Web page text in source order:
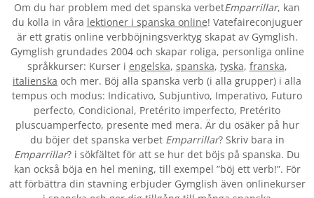
Om du har problem med det spanska verbetEmparrillar, kan
du kolla in våra lektioner i spanska online! Vatefaireconjuguer
är ett gratis online verbböjningsverktyg skapat av Gymglish.
Gymglish grundades 2004 och skapar roliga, personliga online
språkkurser: Kurser i engelska, spanska, tyska, franska,
italienska och mer. Böj alla spanska verb (i alla grupper) i alla
tempus och modus: Indicativo, Subjuntivo, Imperativo, Futuro
perfecto, Condicional, Pretérito imperfecto, Pretérito
pluscuamperfecto, presente med mera. Är du osäker på hur
du böjer det spanska verbet Emparrillar? Skriv bara in
Emparrillar? i sökfältet för att se hur det böjs på spanska. Du
kan också böja en hel mening, till exempel ”böj ett verb!”. För
att förbättra din stavning erbjuder Gymglish även onlinekurser